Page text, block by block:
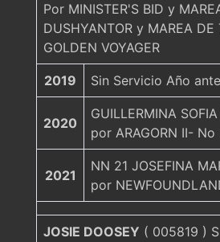
Por MINISTER'S BID y
DUSHYANTOR y MAREA DE
GOLDEN VOYAGER
2019 Sin Servicio Año
2020
GUILLERMINA
por ARAGORN II-
2021
NN 21 JOSEFINA
por
JOSIE DOOSEY ( 005819 )